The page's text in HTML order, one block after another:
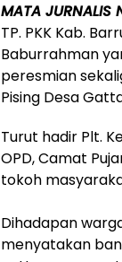
MATA JURNALIS
TP. PKK Kab.
Baburrahman
peresmian
Pising Desa
Turut hadir Plt.
OPD, Camat
tokoh
Dihadapan
menyatakan